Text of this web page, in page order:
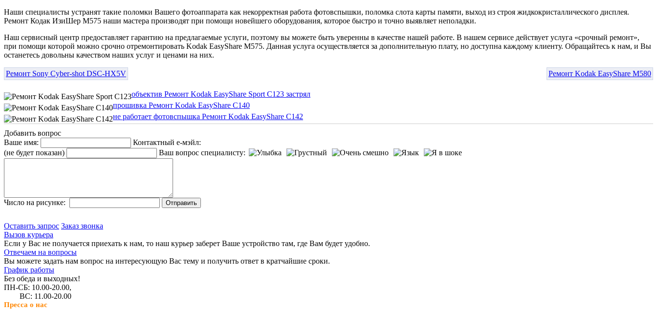
Наши специалисты устранят такие поломки Вашего фотоаппарата как некорректная работа фотовспышки, поломка слота карты памяти, выход из строя жидкокристаллического дисплея.
Ремонт Кодак ИзиШер М575 наши мастера производят при помощи новейшего оборудования, которое быстро и точно выявляет неполадки.
Наш сервисный центр предоставляет гарантию на предлагаемые услуги, поэтому вы можете быть уверенны в качестве нашей работе. В нашем сервисе действует услуга «срочный ремонт»,
при помощи которой можно срочно отремонтировать Kodak EasyShare M575. Данная услуга осуществляется за дополнительную плату, но доступна каждому клиенту. Обращайтесь к нам, и Вы
останетесь довольны качеством наших услуг и ценами на них.
Ремонт Sony Cyber-shot DSC-HX5V Ремонт Kodak EasyShare M580
объектив Ремонт Kodak EasyShare Sport C123 застрял
прошивка Ремонт Kodak EasyShare C140
не работает фотовспышка Ремонт Kodak EasyShare C142
Добавить вопрос
Ваше имя:
Контактный е-мэйл:
(не будет показан)
Ваш вопрос специалисту:
Число на рисунке:
Оставить запрос Заказ звонка
Вызов курьера
Если у Вас не получается приехать к нам, то наш курьер заберет Ваше устройство там, где Вам будет удобно.
Отвечаем на вопросы
Вы можете задать нам вопрос на интересующую Вас тему и получить ответ в кратчайшие сроки.
График работы
Без обеда и выходных!
ПН-СБ: 10.00-20.00,
ВС: 11.00-20.00
Пресса о нас